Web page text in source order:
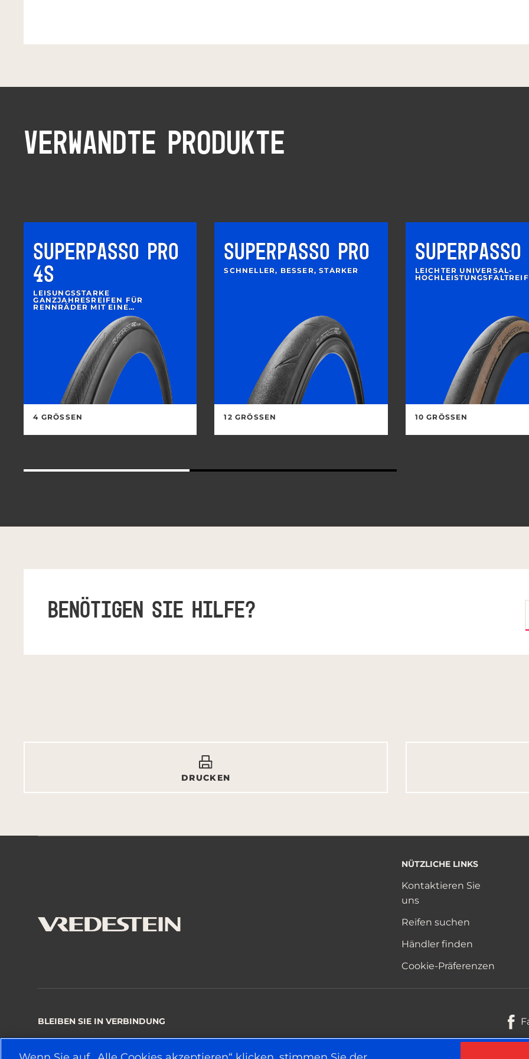
VERWANDTE PRODUKTE
SUPERPASSO PRO
4S
LEISUNGSSTARKE
GANZJAHRESREIFEN FÜR
RENNRÄDER MIT EINE
AUSGEZEICHNETE HAFTUNG UND
4 GRÖSSEN
SUPERPASSO PRO
SCHNELLER, BESSER, STÄRKER
12 GRÖSSEN
LEICHTER UNIVERSAL-
10 GRÖSSEN
BENÖTIGEN SIE HILFE?
DRUCKEN
NÜTZLICHE LINKS
Kontaktieren Sie
uns
Reifen suchen
Händler finden
Cookie-Präferenzen
BLEIBEN SIE IN VERBINDUNG